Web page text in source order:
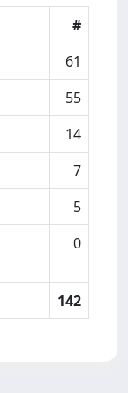
#
61
55
14
7
5
0
142